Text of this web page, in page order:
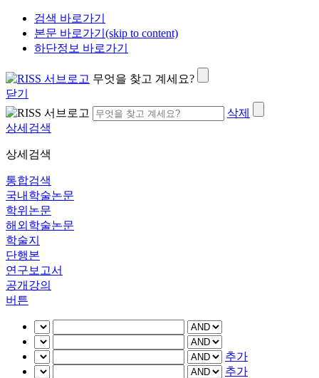
검색 바로가기
본문 바로가기(skip to content)
하단정보 바로가기
무엇을 찾고 계세요?
닫기
삭제
상세검색
상세검색
통합검색
국내학술논문
학위논문
해외학술논문
학술지
단행본
연구보고서
공개강의
버튼
추가
추가